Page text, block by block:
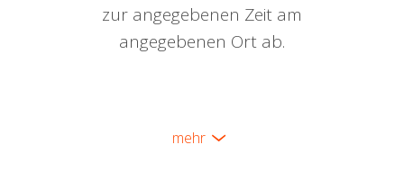
zur angegebenen Zeit am
angegebenen Ort ab.
mehr